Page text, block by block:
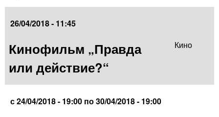
26/04/2018 - 11:45
Кинофильм „Правда
или действие?“
Кино
с24/04/2018 - 19:00 по30/04/2018 - 19:00